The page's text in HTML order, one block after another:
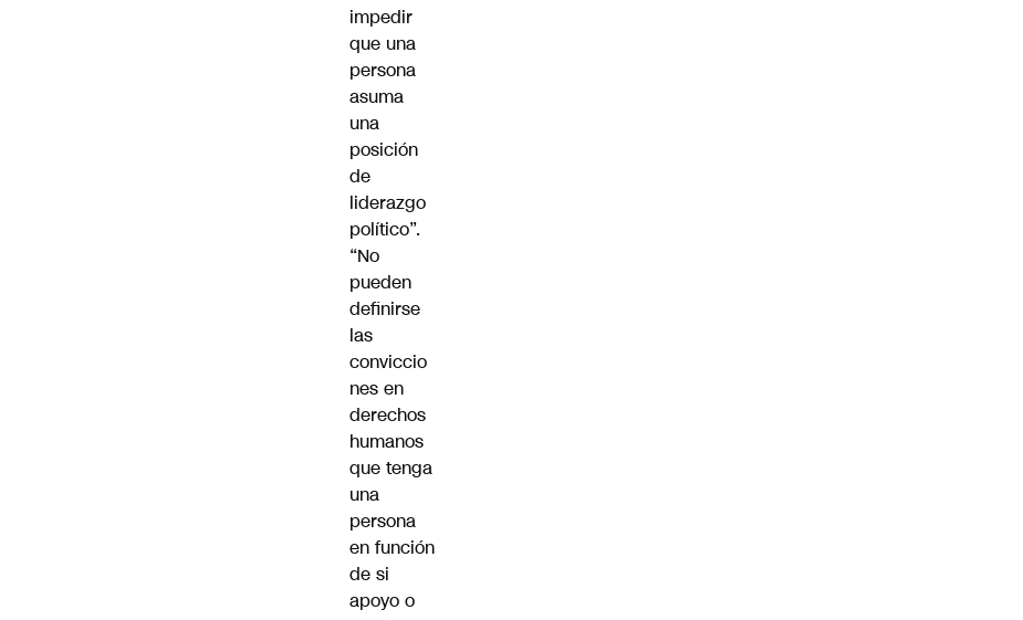
impedir
que una
persona
asuma
una
posición
de
liderazgo
político”.
“No
pueden
definirse
las
conviccio
nes en
derechos
humanos
que tenga
una
persona
en función
de si
apoyo o